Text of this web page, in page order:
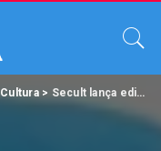
Cultura> Secult lança editais de credenciamento Ponto do Autor e Beco do Artista para a 25ª Feira Pan-Amazônica do Livro.